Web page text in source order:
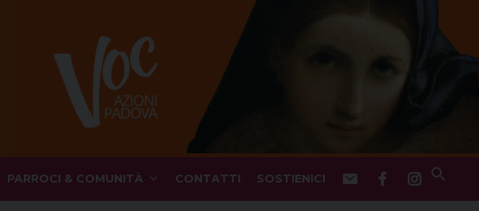
PARROCI & COMUNITÀ CONTATTI SOSTIENICI